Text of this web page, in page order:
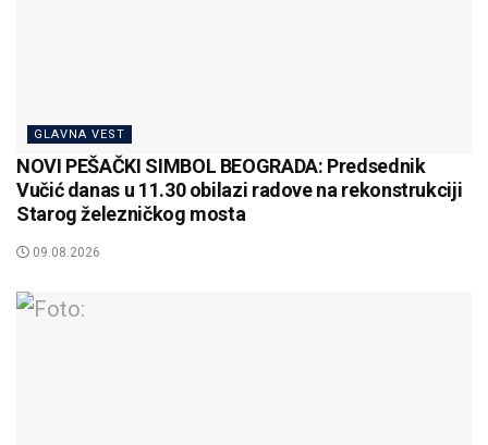
GLAVNA VEST
NOVI PEŠAČKI SIMBOL BEOGRADA: Predsednik
Vučić danas u 11.30 obilazi radove na rekonstrukciji
Starog železničkog mosta
09.08.2026